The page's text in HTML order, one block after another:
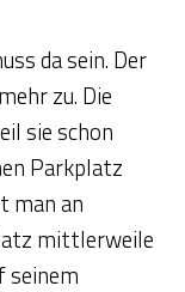
da sein. Der
zu. Die
sie schon
Parkplatz
man an
mittlerweile
seinem